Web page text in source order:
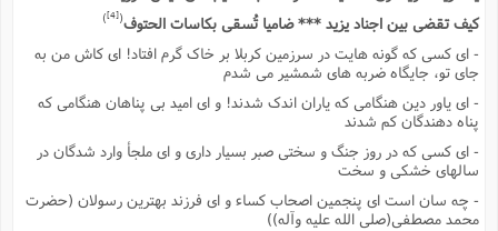
کیف تقضى بین اجناد یزید *** ضامیا تُسقى بکاسات الحتوف(
[4]
)
- اى کسى که گونه هایت در سرزمین کربلا بر خاک گرم افتاد! اى کاش من به
جاى تو، جایگاه ضربه هاى شمشیر مى شدم
- اى یاور دین هنگامى که یاران اندک شدند! و اى امید بى پناهان هنگامى که
پناه دهندگان کم شدند
- اى کسى که در روز جنگ و سختى صبر بسیار دارى و اى ملجأ وارد شدگان در
سالهاى خشکى و سخت
- چه سان است اى پنجمین اصحاب کساء و اى فرزند بهترین رسولان (حضرت
محمد مصطفى(صلى الله علیه وآله))